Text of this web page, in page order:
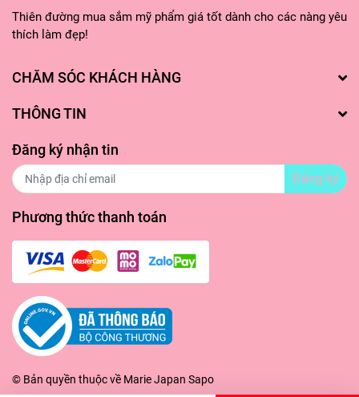
Thiên đường mua sắm mỹ phẩm giá tốt dành cho các nàng yêu
thích làm đẹp!
CHĂM SÓC KHÁCH HÀNG
THÔNG TIN
Đăng ký nhận tin
Đăng ký
Phương thức thanh toán
© Bản quyền thuộc về Marie Japan Sapo